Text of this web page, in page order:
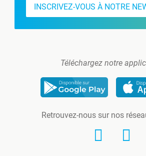
INSCRIVEZ-VOUS À NOTRE
Téléchargez notre
Retrouvez-nous sur nos